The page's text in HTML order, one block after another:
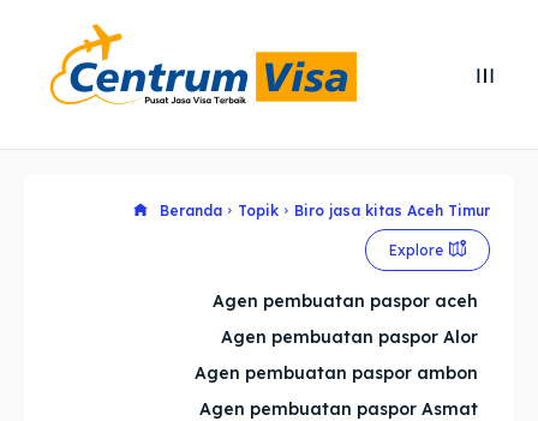
Cari
Cari
Explore our destinations
Explore our destinations
Beranda Topik Biro jasa kitas Aceh Timur
Explore
Agen pembuatan paspor aceh
Agen pembuatan paspor Alor
Agen pembuatan paspor ambon
Agen pembuatan paspor Asmat